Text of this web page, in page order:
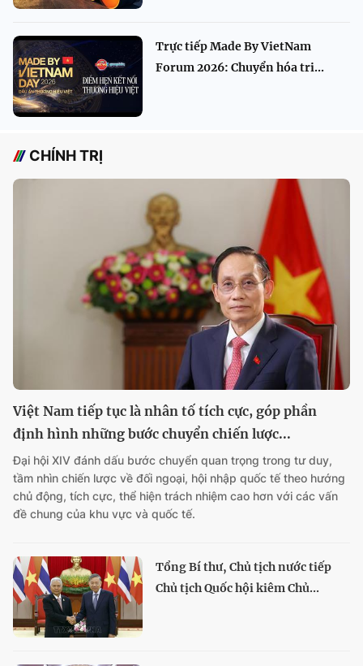
Trực tiếp Made By VietNam
Forum 2026: Chuyển hóa tri...
CHÍNH TRỊ
Việt Nam tiếp tục là nhân tố tích cực, góp phần
định hình những bước chuyển chiến lược...
Đại hội XIV đánh dấu bước chuyển quan trọng trong tư duy,
tầm nhìn chiến lược về đối ngoại, hội nhập quốc tế theo hướng
chủ động, tích cực, thể hiện trách nhiệm cao hơn với các vấn
đề chung của khu vực và quốc tế.
Tổng Bí thư, Chủ tịch nước tiếp
Chủ tịch Quốc hội kiêm Chủ...